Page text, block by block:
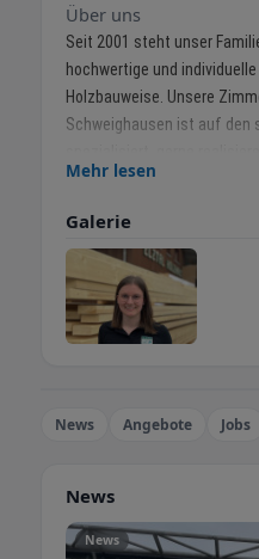
Über uns
Seit 2001 steht unser
hochwertige und
Holzbauweise. Unsere
Schweighausen ist auf den
Ausbauhäuser sowie
Jedes Elztal Wohnhaus ist
Ihnen zusammen einen
Entwurf ganz nach Ihren
bestehende
Auf unserer Homepage
verwirklichen dürfen.
Ihr Elztal-Holzhaus Team
Mehr lesen
Galerie
News Angebote Jobs
News
News